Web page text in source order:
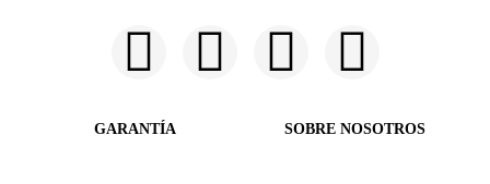
GARANTÍA SOBRE NOSOTROS